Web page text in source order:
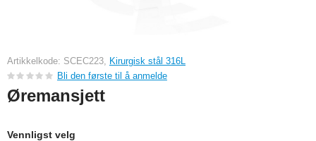
Artikkelkode: SCEC223, Kirurgisk stål 316L
Bli den første til å anmelde
Øremansjett
Vennligst velg